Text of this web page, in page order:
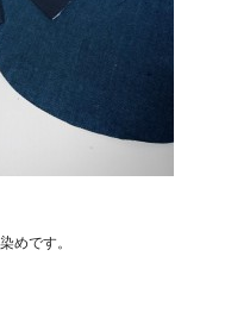
めです。